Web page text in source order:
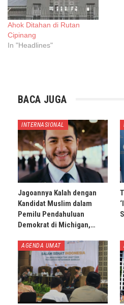
Ahok Ditahan di Rutan
Cipinang
In "Headlines"
BACA JUGA
INTERNASIONAL
Jagoannya Kalah dengan
Kandidat Muslim dalam
Pemilu Pendahuluan
Demokrat di Michigan,…
AGENDA UMAT